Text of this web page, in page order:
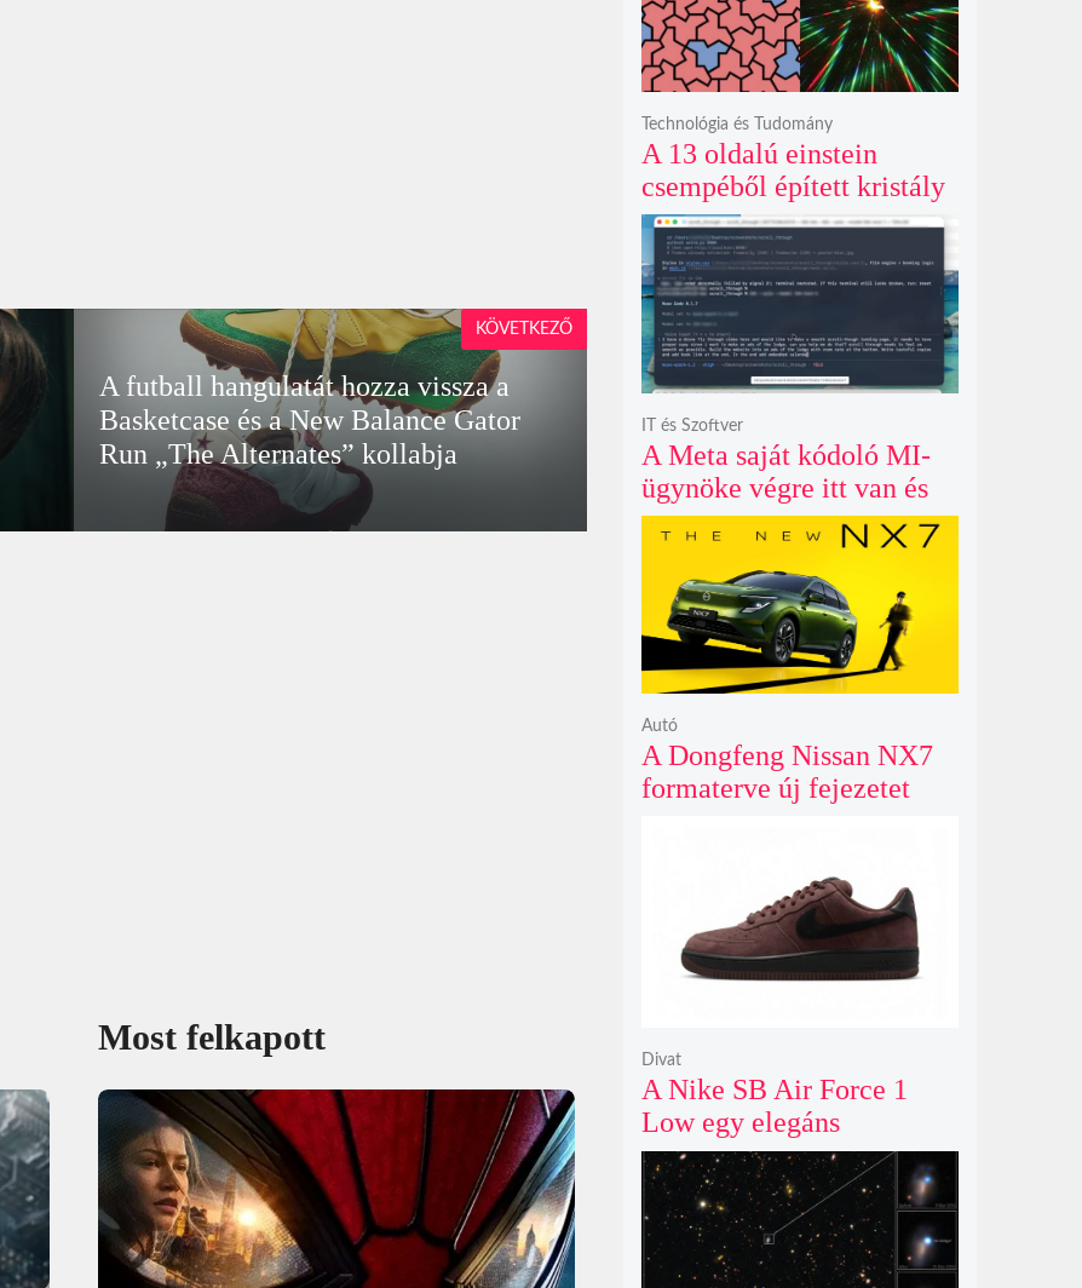
A futball hangulatát hozza vissza a
Basketcase és a New Balance Gator
Run „The Alternates” kollabja
KÖVETKEZŐ
Most felkapott
A 13 oldalú einstein
csempéből épített kristály
példátlanul forgó
csillagmintát vetít a fény
polarizációjától függően
Technológia és Tudomány
A Meta saját kódoló MI-
ügynöke végre itt van és
nem fél belenyúlni a
IT és Szoftver
A Dongfeng Nissan NX7
formaterve új fejezetet
Autó
A Nike SB Air Force 1
Low egy elegáns
világosbarna
színváltozatban bukkant
fel újra
Divat